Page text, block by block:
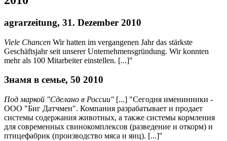
agrarzeitung, 31. Dezember 2010
Viele Chancen Wir hatten im vergangenen Jahr das stärkste
Geschäftsjahr seit unserer Unternehmensgründung. Wir konnten
mehr als 100 Mitarbeiter einstellen. [...]"
Знамя в семье, 50 2010
Под маркой "Сделано в России" [...] "Сегодня именинники -
ООО "Биг Датчмен". Компания разрабатывает и продает
системы содержания животных, а также системы кормления
для современных свинокомплексов (разведение и откорм) и
птицефабрик (производство мяса и яиц). [...]"